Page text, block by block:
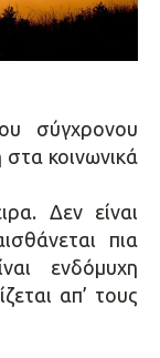
σύγχρονου
στα κοινωνικά
Δεν είναι
πια
ενδόμυχη
απ’ τους